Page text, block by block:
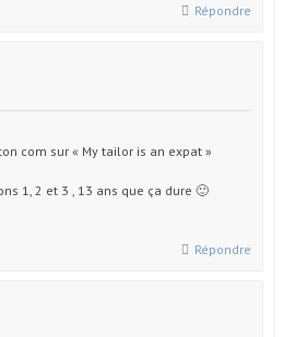
Répondre
com sur « My tailor is an expat »
1, 2 et 3 , 13 ans que ça dure 🙂
Répondre